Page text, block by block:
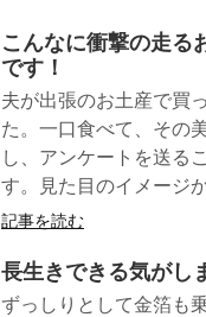
こんなに衝撃の走る
です！
夫が出張のお土産で買
た。一口食べて、その
し、アンケートを送る
す。見た目のイメージ
記事を読む
長生きできる気がし
ずっしりとして金箔も